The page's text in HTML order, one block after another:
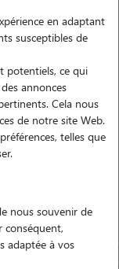
en adaptant
susceptibles de
potentiels, ce qui
annonces
Cela nous
de notre site Web.
telles que
nous souvenir de
conséquent,
adaptée à vos